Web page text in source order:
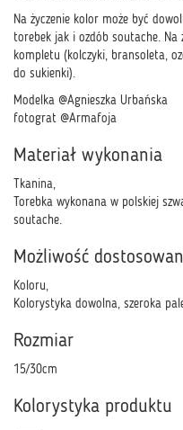
Na życzenie kolor może być
torebek jak i ozdób soutache. Na
kompletu (kolczyki, bransoleta,
do sukienki).
Modelka @Agnieszka Urbańska
fotograt @Armafoja
Materiał wykonania
Tkanina,
Torebka wykonana w polskiej
soutache.
Możliwość
Koloru,
Kolorystyka dowolna, szeroka
Rozmiar
15/30cm
Kolorystyka produktu